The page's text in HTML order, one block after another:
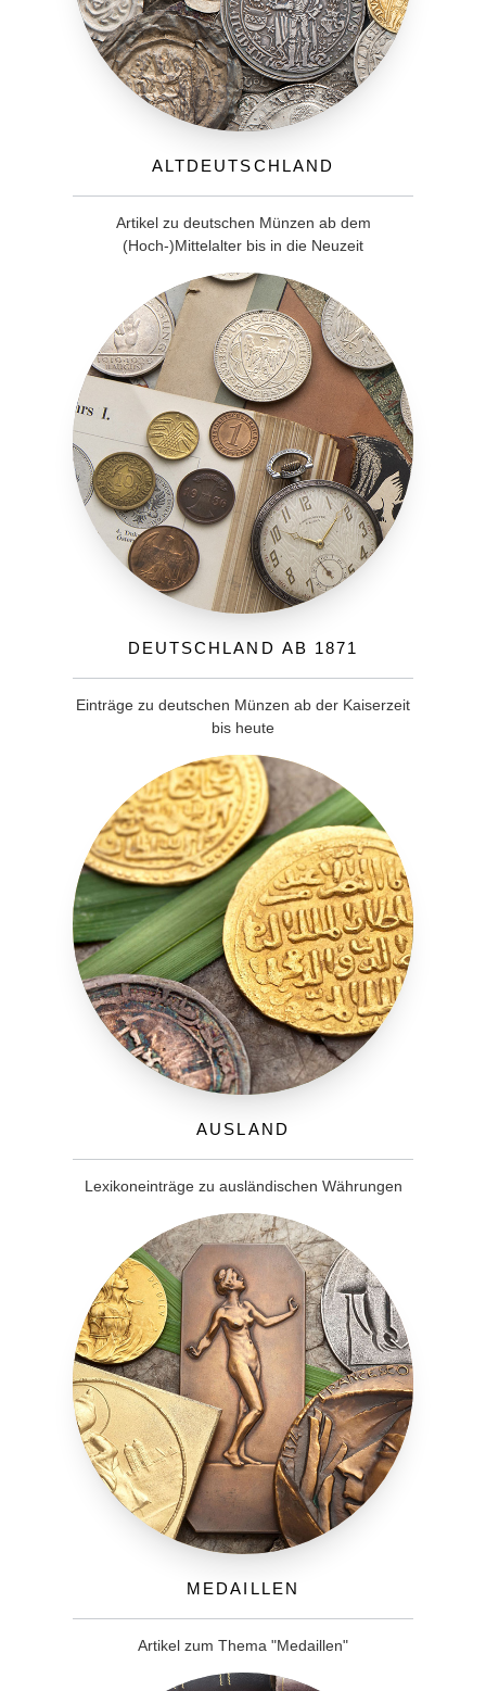
Altdeutschland
Artikel zu deutschen Münzen ab dem
(Hoch-)Mittelalter bis in die Neuzeit
Deutschland ab 1871
Einträge zu deutschen Münzen ab der Kaiserzeit
bis heute
Ausland
Lexikoneinträge zu ausländischen Währungen
Medaillen
Artikel zum Thema "Medaillen"